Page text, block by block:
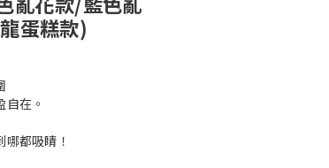
蛋糕款)
在。
都吸睛！